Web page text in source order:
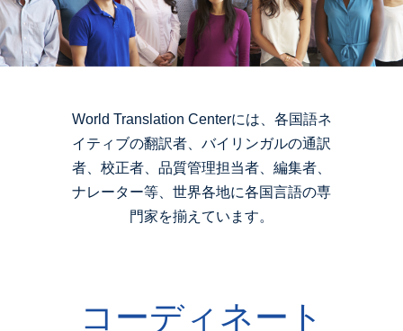
World Translation Centerには、各国語ネ
イティブの翻訳者、バイリンガルの通訳
者、校正者、品質管理担当者、編集者、
ナレーター等、世界各地に各国言語の専
門家を揃えています。
コーディネート